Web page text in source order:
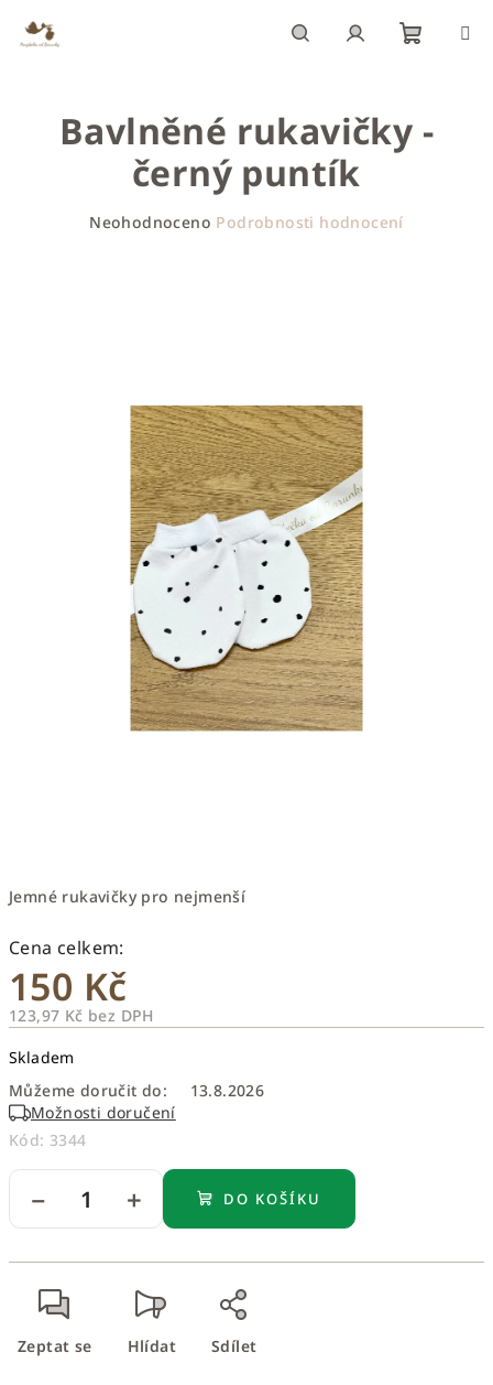
obsah
košík
Jemné rukavičky pro nejmenší
150 Kč
123,97 Kč bez DPH
cena:
Skladem
Můžeme doručit do:
13.8.2026
Možnosti doručení
Kód: 3344
+
− DO KOŠÍKU
Zeptat se Hlídat Sdílet
Bavlněné rukavičky -
černý puntík
Neohodnoceno Podrobnosti hodnocení